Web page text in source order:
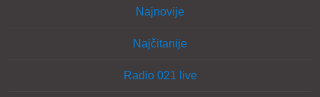
Najnovije
Najčitanije
Radio 021 live